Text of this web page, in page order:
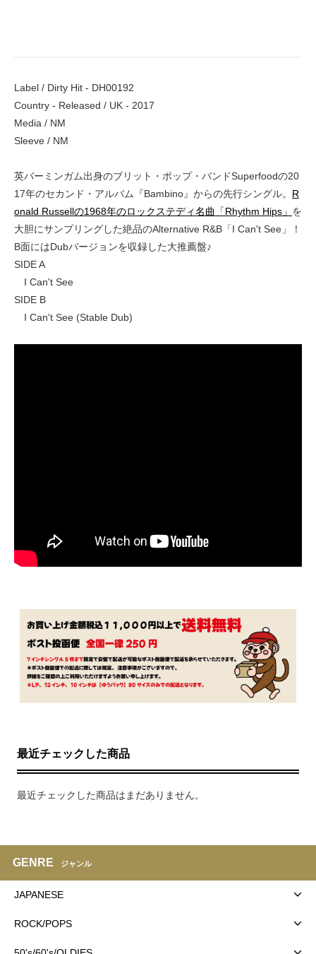
Label / Dirty Hit - DH00192
Country - Released / UK - 2017
Media / NM
Sleeve / NM
英バーミンガム出身のブリット・ポップ・バンドSuperfoodの20
17年のセカンド・アルバム『Bambino』からの先行シングル。 R
onald Russellの1968年のロックステディ名曲「Rhythm Hips」 を
大胆にサンプリングした絶品のAlternative R&B「I Can't See」！
B面にはDubバージョンを収録した大推薦盤♪
SIDE A
I Can't See
SIDE B
I Can't See (Stable Dub)
最近チェックした商品
最近チェックした商品はまだありません。
GENRE ジャンル
JAPANESE
ROCK/POPS